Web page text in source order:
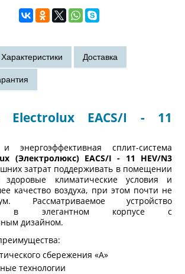
Electrolux EACS/I - 11
энергоэффективная сплит-система
(Электролюкс) EACS/I - 11 HEV/N3
затрат поддерживать в помещении
климатические условия и
качество воздуха, при этом почти не
Рассматриваемое устройство
в элегантном корпусе с
дизайном.
сбережения «A»
технологии